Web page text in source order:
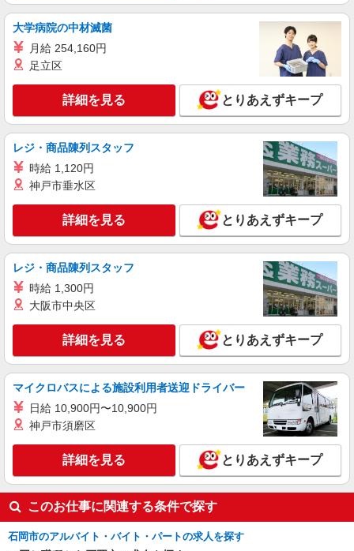
時給1,100円〜 試用期間：3か月※給与変動な
し
石岡市立石岡学校給食センター （茨城県石岡
キープ 詳細を見る
正社員
タイヨー石岡店
月給25万円〜35万円（スキル・経験を考慮）
＜昇給・賞与について＞ ●昇給年1回 ●賞与年2回
（年間4.2ヶ月分／過去実績） ＜各種手当一覧＞ ●
交通費規定支給 ●資格手当 ＜年収例＞ ●30歳代：
年収450万円 ●40歳代：年収500万円
茨城県石岡市府中2-8-10
キープ 詳細を見る
正社員
タイヨー石岡店
水産部門
月給25万円〜35万円（スキル・経験を考慮）
＜昇給・賞与について＞ ●昇給年1回 ●賞与年2回
（年間4.2ヶ月分／過去実績） ＜各種手当一覧＞ ●
交通費規定支給 ●資格手当 ＜年収例＞ ●30歳代：
年収450万円 ●40歳代：年収500万円
キープ 詳細を見る
大学病院の中材滅菌
月給 254,160円
足立区
詳細を見る とりあえずキープ
レジ・商品陳列スタッフ
時給 1,120円
神戸市垂水区
詳細を見る とりあえずキープ
レジ・商品陳列スタッフ
時給 1,300円
大阪市中央区
詳細を見る とりあえずキープ
マイクロバスによる施設利用者送迎ドライバー
日給 10,900円〜10,900円
神戸市須磨区
詳細を見る とりあえずキープ
このお仕事に関連する条件で探す
石岡市のアルバイト・バイト・パートの求人を探す